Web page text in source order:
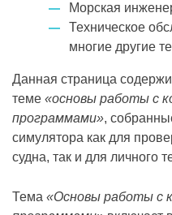
Морская
Техническое
многие другие
Данная страница
теме «основы работы с
программами»,
симулятора как для
судна, так и для личного
Тема «Основы работы с